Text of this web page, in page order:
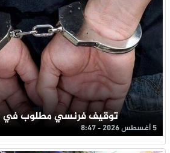
توقيف فرنسي مطلوب في
5 أغسطس 2026 - 8:47